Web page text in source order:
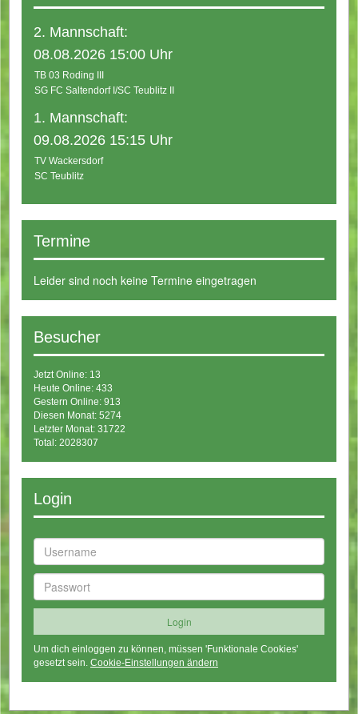
2. Mannschaft:
08.08.2026 15:00 Uhr
TB 03 Roding III
SG FC Saltendorf I/SC Teublitz II
1. Mannschaft:
09.08.2026 15:15 Uhr
TV Wackersdorf
SC Teublitz
Termine
Leider sind noch keine Termine eingetragen
Besucher
Jetzt Online: 13
Heute Online: 433
Gestern Online: 913
Diesen Monat: 5274
Letzter Monat: 31722
Total: 2028307
Login
Um dich einloggen zu können, müssen 'Funktionale Cookies'
gesetzt sein. Cookie-Einstellungen ändern